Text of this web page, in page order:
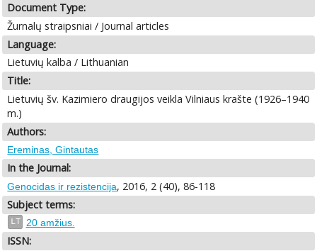
Document Type:
Žurnalų straipsniai / Journal articles
Language:
Lietuvių kalba / Lithuanian
Title:
Lietuvių šv. Kazimiero draugijos veikla Vilniaus krašte (1926–1940
m.)
Authors:
Ereminas, Gintautas
In the Journal:
Genocidas ir rezistencija, 2016, 2 (40), 86-118
Subject terms:
LT 20 amžius.
ISSN: